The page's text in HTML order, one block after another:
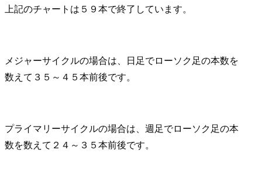
上記のチャートは５９本で終了しています。
メジャーサイクルの場合は、日足でローソク足の本数を
数えて３５～４５本前後です。
プライマリーサイクルの場合は、週足でローソク足の本
数を数えて２４～３５本前後です。